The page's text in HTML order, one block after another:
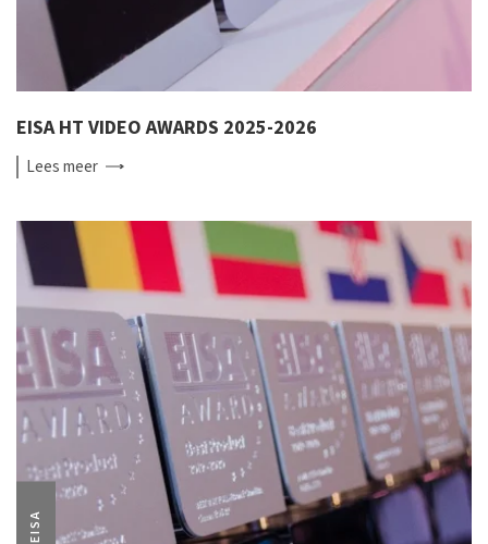
EISA HT VIDEO AWARDS 2025-2026
Leesmeer
EISA